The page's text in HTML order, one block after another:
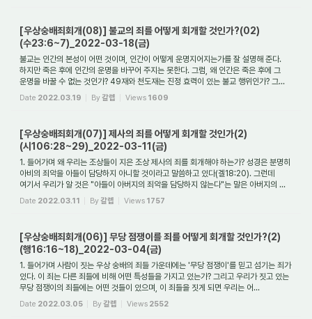
[우상숭배죄회개(08)] 불교의 죄를 어떻게 회개할 것인가?(02)
(수23:6~7)_2022-03-18(금)
불교는 인간의 본성이 어떤 것이며, 인간이 어떻게 운명지어지는가를 잘 설명해 준다.
하지만 죽은 후에 인간의 운명을 바꾸어 주지는 못한다. 그럼, 왜 인간은 죽은 후에 그
운명을 바꿀 수 없는 것인가? 49재와 천도재는 진정 효력이 있는 불교 행위인가? 그...
Date 2022.03.19 By갈렙 Views 1609
[우상숭배죄회개(07)] 제사의 죄를 어떻게 회개할 것인가(2)
(시106:28~29)_2022-03-11(금)
1. 들어가며 왜 우리는 조상들이 지은 조상 제사의 죄를 회개해야 하는가? 성경은 분명히
아비의 죄악을 아들이 담당하지 아니할 것이라고 말씀하고 있다(겔18:20). 그런데
여기서 우리가 알 것은 "아들이 아버지의 죄악을 담당하지 않는다"는 말은 아버지의 ...
Date 2022.03.11 By갈렙 Views 1757
[우상숭배죄회개(06)] 무당 점쟁이를 죄를 어떻게 회개할 것인가?(2)
(행16:16~18)_2022-03-04(금)
1. 들어가며 사람이 짓는 우상 숭배의 죄들 가운데에는 '무당 점쟁이'를 믿고 섬기는 죄가
있다. 이 죄는 다른 죄들에 비해 어떤 특성들을 가지고 있는가? 그리고 우리가 짓고 있는
무당 점쟁이의 죄들에는 어떤 것들이 있으며, 이 죄들을 짓게 되면 우리는 어...
Date 2022.03.05 By갈렙 Views 2552